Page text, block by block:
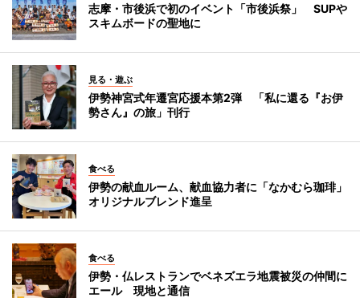
志摩・市後浜で初のイベント「市後浜祭」 SUPや
スキムボードの聖地に
見る・遊ぶ
伊勢神宮式年遷宮応援本第2弾 「私に還る『お伊
勢さん』の旅」刊行
食べる
伊勢の献血ルーム、献血協力者に「なかむら珈琲」
オリジナルブレンド進呈
食べる
伊勢・仏レストランでベネズエラ地震被災の仲間に
エール 現地と通信